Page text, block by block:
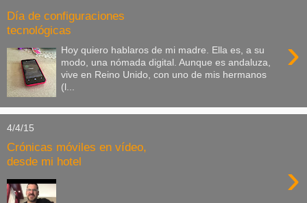
Día de configuraciones
tecnológicas
›
Hoy quiero hablaros de mi madre. Ella es, a su
modo, una nómada digital. Aunque es andaluza,
vive en Reino Unido, con uno de mis hermanos
(l...
4/4/15
Crónicas móviles en vídeo,
desde mi hotel
›